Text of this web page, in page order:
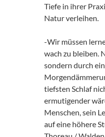
Tiefe in ihrer
Natur verleihen.
-Wir müssen
wach zu bleiben.
sondern durch
tiefsten Schlaf
ermutigender
Menschen, sein
auf eine höhere